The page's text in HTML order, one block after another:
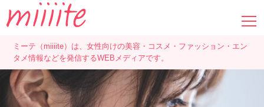
ミーテ（miiiite）は、女性向けの美容・コスメ・ファッション・エン
タメ情報などを発信するWEBメディアです。